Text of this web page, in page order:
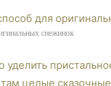
снежинок